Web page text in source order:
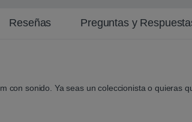
Reseñas Preguntas y
con sonido. Ya seas un coleccionista o quieras